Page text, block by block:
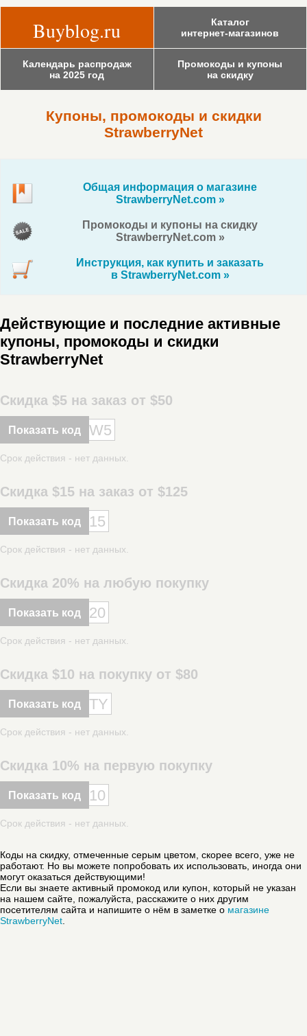
Buyblog.ru
Каталог
интернет-магазинов
Календарь распродаж
на 2025 год
Промокоды и купоны
на скидку
Купоны, промокоды и скидки
StrawberryNet
Общая информация о магазине
StrawberryNet.com »
Промокоды и купоны на скидку
StrawberryNet.com »
Инструкция, как купить и заказать
в StrawberryNet.com »
Действующие и последние активные
купоны, промокоды и скидки
StrawberryNet
Скидка $5 на заказ от $50
Показать код W5
Срок действия - нет данных.
Скидка $15 на заказ от $125
Показать код 15
Срок действия - нет данных.
Скидка 20% на любую покупку
Показать код 20
Срок действия - нет данных.
Скидка $10 на покупку от $80
Показать код TY
Срок действия - нет данных.
Скидка 10% на первую покупку
Показать код 10
Срок действия - нет данных.
Коды на скидку, отмеченные серым цветом, скорее всего, уже не
работают. Но вы можете попробовать их использовать, иногда они
могут оказаться действующими!
Если вы знаете активный промокод или купон, который не указан
на нашем сайте, пожалуйста, расскажите о них другим
посетителям сайта и напишите о нём в заметке о магазине
StrawberryNet